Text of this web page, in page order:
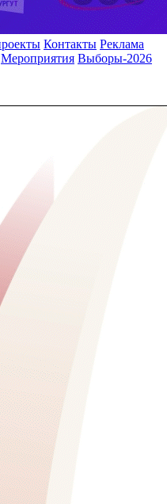
Контакты Реклама
Мероприятия Выборы-2026